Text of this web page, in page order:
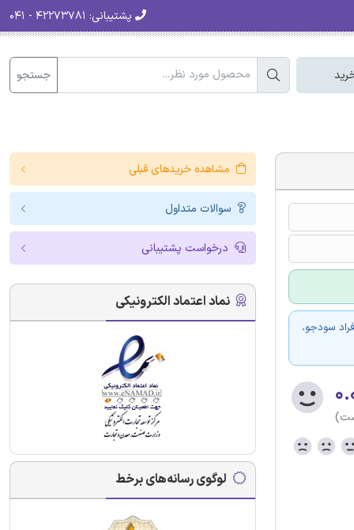
پشتیبانی:
جستجو
سودجو،
مشاهده خریدهای قبلی
سوالات متداول
درخواست پشتیبانی
نماد اعتماد الکترونیکی
لوگوی رسانه‌های برخط